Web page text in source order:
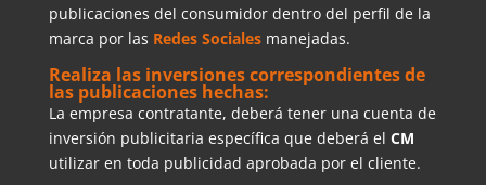
publicaciones del consumidor dentro del perfil de la
marca por las Redes Socialesmanejadas.
Realiza las inversiones correspondientes de
las publicaciones hechas:
La empresa contratante, deberá tener una cuenta de
inversión publicitaria específica que deberá el CM
utilizar en toda publicidad aprobada por el cliente.